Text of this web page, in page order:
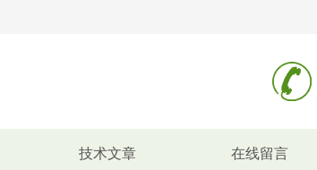
技术文章 在线留言